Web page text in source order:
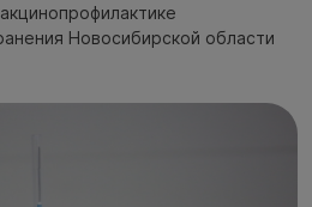
Новосибирской области